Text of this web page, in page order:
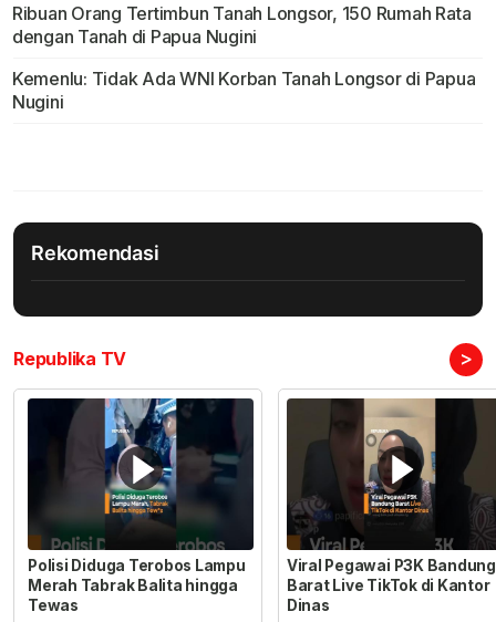
Ribuan Orang Tertimbun Tanah Longsor, 150 Rumah Rata
dengan Tanah di Papua Nugini
Kemenlu: Tidak Ada WNI Korban Tanah Longsor di Papua
Nugini
Rekomendasi
Republika TV >
Polisi Diduga Terobos Lampu
Merah Tabrak Balita hingga
Tewas
Viral Pegawai P3K Bandung
Barat Live TikTok di Kantor
Dinas